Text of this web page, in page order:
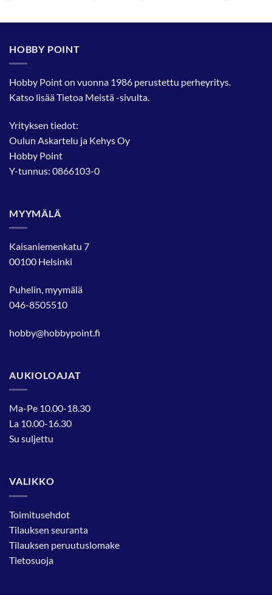
HOBBY POINT
Hobby Point on vuonna 1986 perustettu perheyritys.
Katso lisääTietoa Meistä-sivulta.
Yrityksen tiedot:
Oulun Askartelu ja Kehys Oy
Hobby Point
Y-tunnus: 0866103-0
MYYMÄLÄ
Kaisaniemenkatu 7
00100 Helsinki
Puhelin, myymälä
046-8505510
hobby@hobbypoint.fi
AUKIOLOAJAT
Ma-Pe 10.00-18.30
La 10.00-16.30
Su suljettu
VALIKKO
Toimitusehdot
Tilauksen seuranta
Tilauksen peruutuslomake
Tietosuoja